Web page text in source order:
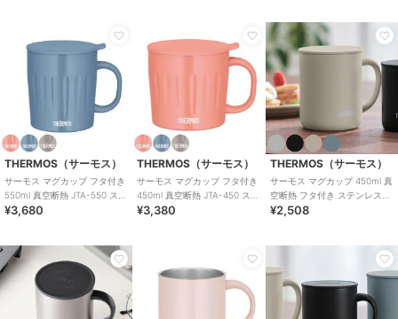
THERMOS（サーモス）
サーモス マグカップ フタ付き
550ml 真空断熱 JTA-550 ステ
ンレス
¥3,680
THERMOS（サーモス）
サーモス マグカップ フタ付き
450ml 真空断熱 JTA-450 ステ
ンレス
¥3,380
THERMOS（サーモス）
サーモス マグカップ 450ml 真
空断熱 フタ付き ステンレス
JDG-452
¥2,508